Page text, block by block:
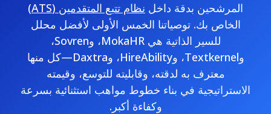
المرشحين بدقة داخل نظام تتبع المتقدمين (ATS)
الخاص بك. توصياتنا الخمس الأولى لأفضل محلل
للسير الذاتية هي MokaHR، وSovren،
وTextkernel، وHireAbility، وDaxtra—كل منها
معترف به لدقته، وقابليته للتوسع، وقيمته
الاستراتيجية في بناء خطوط مواهب استثنائية بسرعة
وكفاءة أكبر.